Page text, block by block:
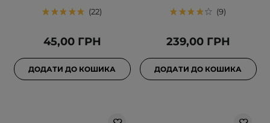
22
45,00 ГРН
ДОДАТИ ДО КОШИКА
9
239,00 ГРН
ДОДАТИ ДО КОШИКА